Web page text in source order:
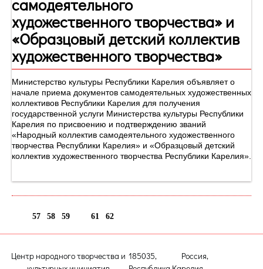
самодеятельного
художественного творчества» и
«Образцовый детский коллектив
художественного творчества»
Министерство культуры Республики Карелия объявляет о
начале приема документов самодеятельных художественных
коллективов Республики Карелия для получения
государственной услуги Министерства культуры Республики
Карелия по присвоению и подтверждению званий
«Народный коллектив самодеятельного художественного
творчества Республики Карелия» и «Образцовый детский
коллектив художественного творчества Республики Карелия».
57 58 59 61 62
Центр народного творчества и 185035, Россия,